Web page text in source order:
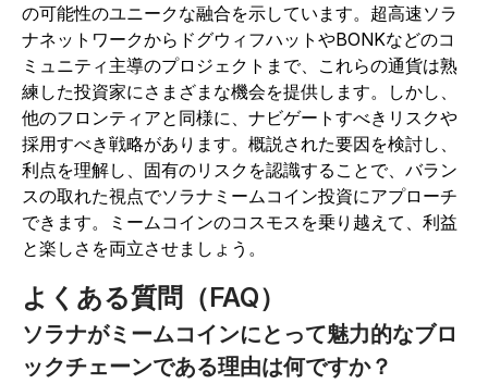
の可能性のユニークな融合を示しています。超高速ソラ
ナネットワークからドグウィフハットやBONKなどのコ
ミュニティ主導のプロジェクトまで、これらの通貨は熟
練した投資家にさまざまな機会を提供します。しかし、
他のフロンティアと同様に、ナビゲートすべきリスクや
採用すべき戦略があります。概説された要因を検討し、
利点を理解し、固有のリスクを認識することで、バラン
スの取れた視点でソラナミームコイン投資にアプローチ
できます。ミームコインのコスモスを乗り越えて、利益
と楽しさを両立させましょう。
よくある質問（FAQ）
ソラナがミームコインにとって魅力的なブロ
ックチェーンである理由は何ですか？